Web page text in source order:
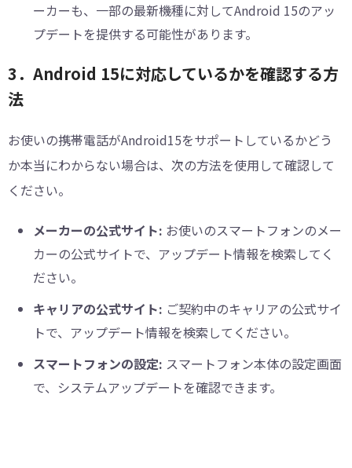
ーカーも、一部の最新機種に対してAndroid 15のアッ
プデートを提供する可能性があります。
3．Android 15に対応しているかを確認する方
法
お使いの携帯電話がAndroid15をサポートしているかどう
か本当にわからない場合は、次の方法を使用して確認して
ください。
メーカーの公式サイト: お使いのスマートフォンのメー
カーの公式サイトで、アップデート情報を検索してく
ださい。
キャリアの公式サイト: ご契約中のキャリアの公式サイ
トで、アップデート情報を検索してください。
スマートフォンの設定: スマートフォン本体の設定画面
で、システムアップデートを確認できます。